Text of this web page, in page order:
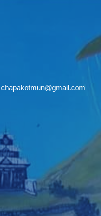
chapakotmun@gmail.com